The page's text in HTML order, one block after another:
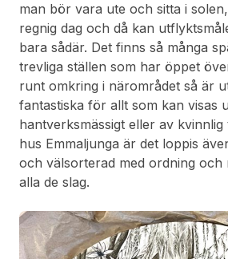
man bör vara ute och sitta i
regnig dag och då kan
bara sådär. Det finns så många
trevliga ställen som har öppet
runt omkring i närområdet så är
fantastiska för allt som kan visas
hantverksmässigt eller av
hus Emmaljunga är det loppis
och välsorterad med ordning
alla de slag.